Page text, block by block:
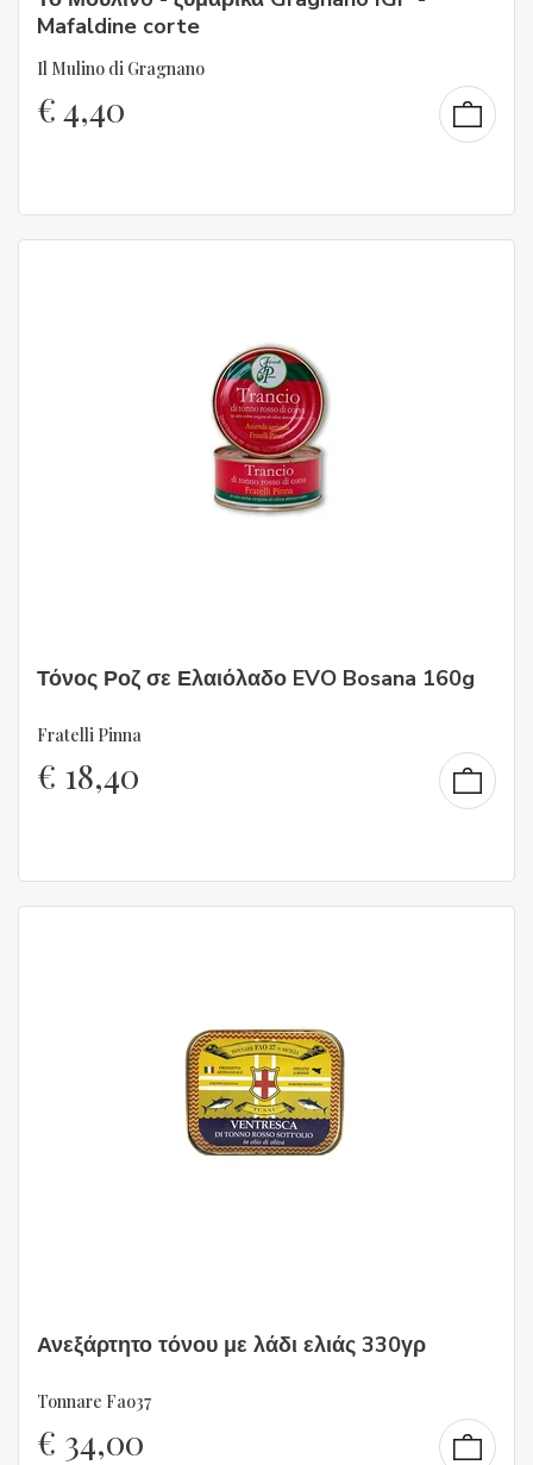
Mafaldine corte
Il Mulino di Gragnano
€4,40
Τόνος Ροζ σε Ελαιόλαδο EVO Bosana 160g
Fratelli Pinna
€ 18,40
Ανεξάρτητο τόνου με λάδι ελιάς 330γρ
Tonnare Fao37
€ 34,00